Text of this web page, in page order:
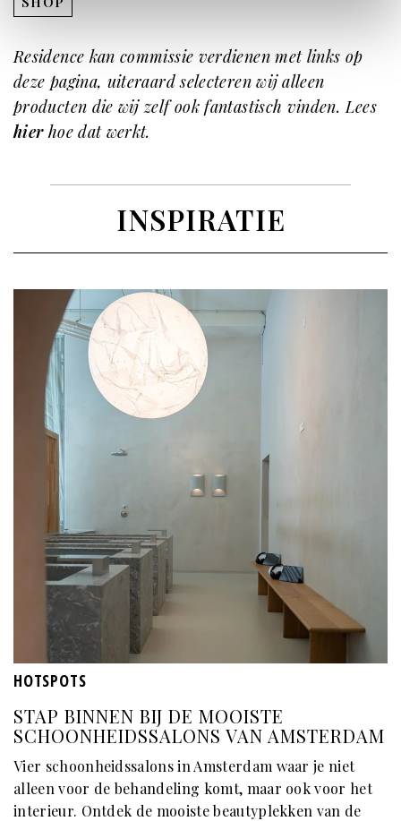
Residence kan commissie verdienen met links op
deze pagina, uiteraard selecteren wij alleen
producten die wij zelf ook fantastisch vinden. Lees
hierhoe dat werkt.
INSPIRATIE
HOTSPOTS
STAP BINNEN BIJ DE MOOISTE
SCHOONHEIDSSALONS VAN AMSTERDAM
Vier schoonheidssalons in Amsterdam waar je niet
alleen voor de behandeling komt, maar ook voor het
interieur. Ontdek de mooiste beautyplekken van de